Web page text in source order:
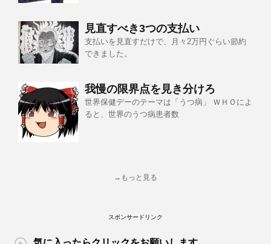
見直すべき3つの支払い
支払いを見直すだけで、月々2万円ぐらい節約
できました。
我慢の限界点を見き分けろ
世界保健デーのテーマは「うつ病」 ＷＨＯによ
ると、世界のうつ病患者数
→もっと見る
スポンサードリンク